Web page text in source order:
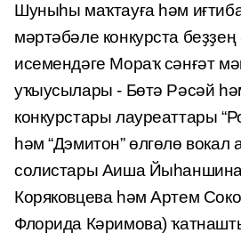
Шуныһы маҡтауға һәм
мәртәбәле конкурста
исемендәге Мораҡ сәнғәт
уҡыусылары - Бөтә Рәсәй
конкурстары лауреаттары
һәм “Дэмитон” өлгөлө вокал
солистары Аиша
Коряковцева һәм Артем
Флорида Кәримова)